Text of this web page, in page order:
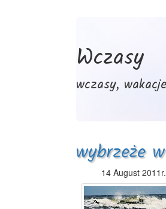
Wczasy
wczasy,
wybrzeże
14 August 2011r.